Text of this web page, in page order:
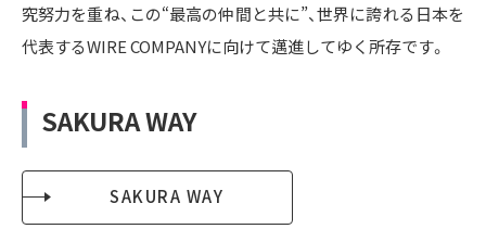
究努力を重ね、この“最高の仲間と共に”、世界に誇れる日本を
代表するWIRE COMPANYに向けて邁進してゆく所存です。
SAKURA WAY
SAKURA WAY